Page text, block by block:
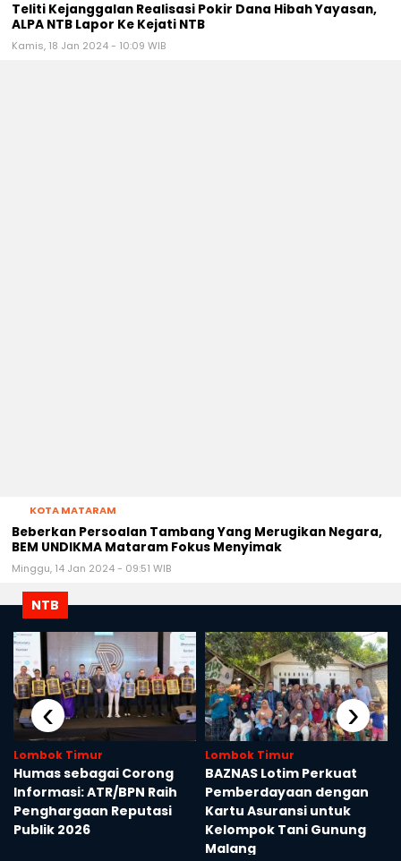
Teliti Kejanggalan Realisasi Pokir Dana Hibah Yayasan,
ALPA NTB Lapor Ke Kejati NTB
Kamis, 18 Jan 2024 - 10:09 WIB
KOTA MATARAM
Beberkan Persoalan Tambang Yang Merugikan Negara,
BEM UNDIKMA Mataram Fokus Menyimak
Minggu, 14 Jan 2024 - 09:51 WIB
NTB
Lombok Timur
Humas sebagai Corong
Informasi: ATR/BPN Raih
Penghargaan Reputasi
Publik 2026
Lombok Timur
BAZNAS Lotim Perkuat
Pemberdayaan dengan
Kartu Asuransi untuk
Kelompok Tani Gunung
Malang
‹ ›